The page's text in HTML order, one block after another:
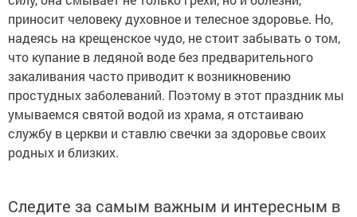
приносит человеку духовное и телесное здоровье. Но,
надеясь на крещенское чудо, не стоит забывать о том,
что купание в ледяной воде без предварительного
закаливания часто приводит к возникновению
простудных заболеваний. Поэтому в этот праздник мы
умываемся святой водой из храма, я отстаиваю
службу в церкви и ставлю свечки за здоровье своих
родных и близких.
Следите за самым важным и интересным в